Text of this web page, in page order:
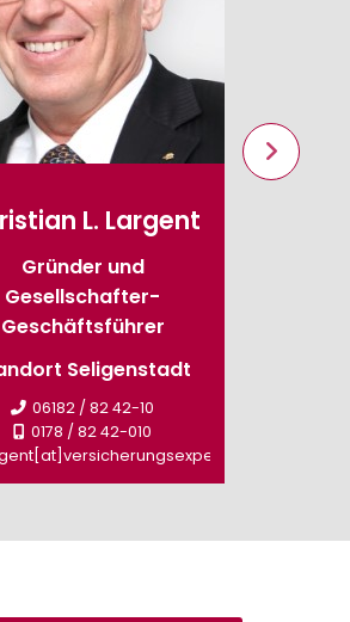
L. Largent
Gründer und
Gesellschafter-
Geschäftsführer
Seligenstadt
06182 / 82 42-10
0178 / 82 42-010